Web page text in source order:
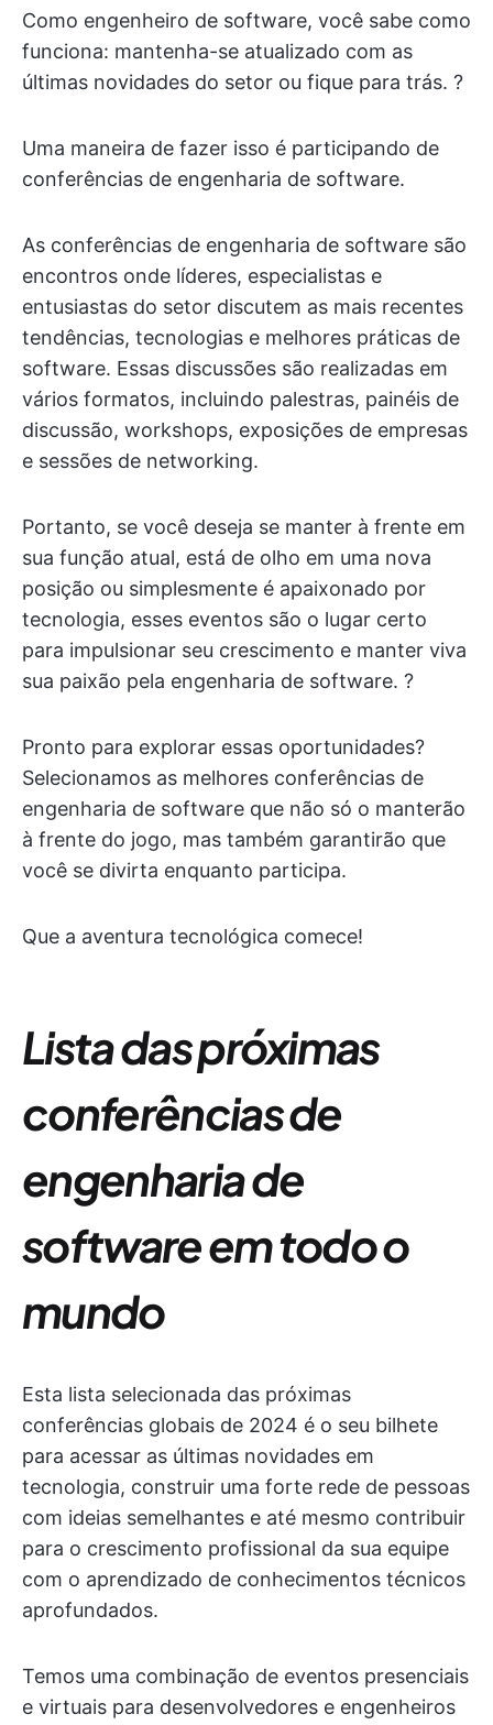
Como engenheiro de software, você sabe como
funciona: mantenha-se atualizado com as
últimas novidades do setor ou fique para trás. ?
Uma maneira de fazer isso é participando de
conferências de engenharia de software.
As conferências de engenharia de software são
encontros onde líderes, especialistas e
entusiastas do setor discutem as mais recentes
tendências, tecnologias e melhores práticas de
software. Essas discussões são realizadas em
vários formatos, incluindo palestras, painéis de
discussão, workshops, exposições de empresas
e sessões de networking.
Portanto, se você deseja se manter à frente em
sua função atual, está de olho em uma nova
posição ou simplesmente é apaixonado por
tecnologia, esses eventos são o lugar certo
para impulsionar seu crescimento e manter viva
sua paixão pela engenharia de software. ?
Pronto para explorar essas oportunidades?
Selecionamos as melhores conferências de
engenharia de software que não só o manterão
à frente do jogo, mas também garantirão que
você se divirta enquanto participa.
Que a aventura tecnológica comece!
Lista das próximas
conferências de
engenharia de
software em todo o
mundo
Esta lista selecionada das próximas
conferências globais de 2024 é o seu bilhete
para acessar as últimas novidades em
tecnologia, construir uma forte rede de pessoas
com ideias semelhantes e até mesmo contribuir
para o crescimento profissional da sua equipe
com o aprendizado de conhecimentos técnicos
aprofundados.
Temos uma combinação de eventos presenciais
e virtuais para desenvolvedores e engenheiros